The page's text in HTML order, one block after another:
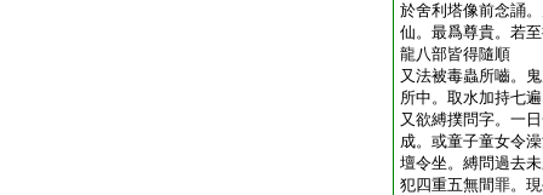
於舍利塔像前念誦
仙。最爲尊貴。若
龍八部皆得隨順
又法被毒蟲所嚙。
所中。取水加持七
又欲縛撲問字。一
成。或童子童女令
壇令坐。縛問過去
犯四重五無間罪。